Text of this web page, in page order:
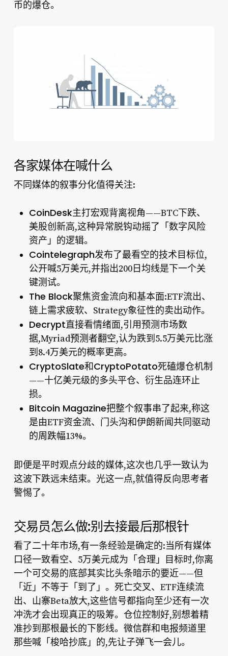
币的爆仓。
各家媒体在喊什么
不同媒体的叙事分化值得关注:
CoinDesk主打宏观背离视角——BTC下跌、
美股创新高,这种异常脱钩动摇了「数字风险
资产」的逻辑。
Cointelegraph发布了最看空的技术目标位,
公开喊5万美元,并指出200日均线是下一个关
键测试。
The Block聚焦资金流向和基本面:ETF流出、
链上需求疲软、Strategy象征性的卖出动作。
Decrypt直接看情绪面,引用预测市场数
据,Myriad预测者翻空,认为跌到5.5万美元比涨
到8.4万美元的概率更高。
CryptoSlate和CryptoPotato死磕爆仓机制
——十亿美元级的多头平仓、衍生品连环止
损。
Bitcoin Magazine把整个叙事串了起来,称这
是由ETF资金流、门头沟和伊朗新闻共同驱动
的周跌幅13%。
即便是平时观点分歧的媒体,这次也几乎一致认为
这波下跌远未结束。光这一点,就值得反向思考者
警惕了。
交易员怎么做:别去接最后那根针
看了二十年市场,有一条经验是确定的:当所有媒体
口径一致看空、5万美元成为「合理」目标时,你离
一个可交易的底部其实比头条暗示的要近——但
「近」不等于「到了」。死亡交叉、ETF连续流
出、山寨Beta放大,这些信号都指向至少还有一次
冲洗才会出现真正的吸筹。仓位控制好,别想着精
准抄到那根最长的下影线。微信群和电报频道里
那些喊「梭哈抄底」的,先让子弹飞一会儿。